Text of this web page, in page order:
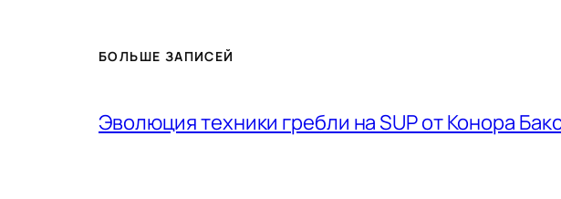
БОЛЬШЕ ЗАПИСЕЙ
Эволюция техники гребли на SUP от Конора